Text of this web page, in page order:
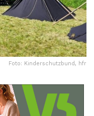
Foto: Kinderschutzbund, hfr